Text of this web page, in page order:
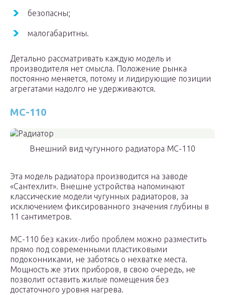
безопасны;
малогабаритны.
Детально рассматривать каждую модель и
производителя нет смысла. Положение рынка
постоянно меняется, потому и лидирующие позиции
агрегатами надолго не удерживаются.
МС-110
Внешний вид чугунного радиатора МС-110
Эта модель радиатора производится на заводе
«Сантехлит». Внешне устройства напоминают
классические модели чугунных радиаторов, за
исключением фиксированного значения глубины в
11 сантиметров.
МС-110 без каких-либо проблем можно разместить
прямо под современными пластиковыми
подоконниками, не заботясь о нехватке места.
Мощность же этих приборов, в свою очередь, не
позволит оставить жилые помещения без
достаточного уровня нагрева.